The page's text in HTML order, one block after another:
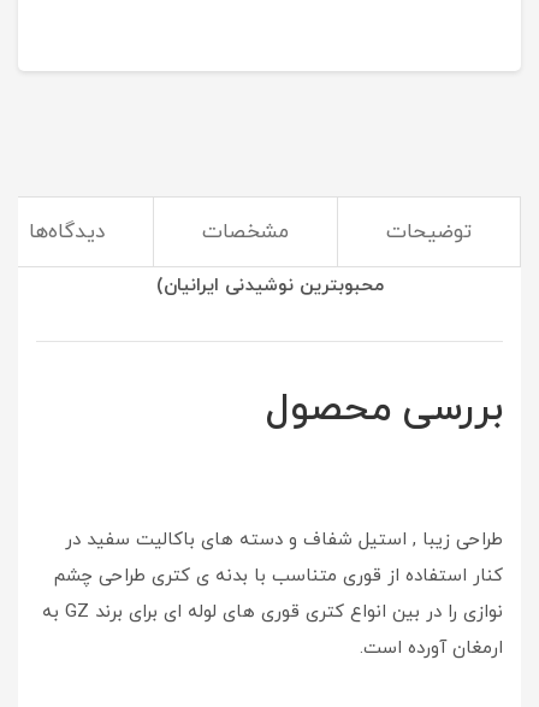
توضیحات مشخصات دیدگاه‌ها
(استفاده از کتری و قوری بهترین راه برای درست کردن
محبوبترین نوشیدنی ایرانیان)
بررسی محصول
طراحی زیبا , استیل شفاف و دسته های باکالیت سفید در
کنار استفاده از قوری متناسب با بدنه ی کتری طراحی چشم
نوازی را در بین انواع کتری قوری های لوله ای برای برند GZ به
ارمغان آورده است.